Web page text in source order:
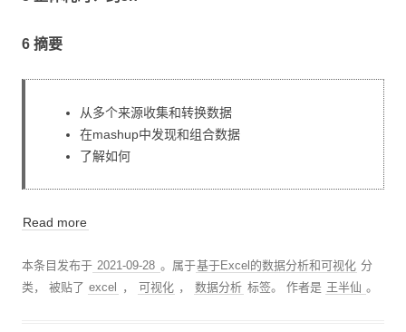
6 摘要
从多个来源收集和转换数据
在mashup中发现和组合数据
了解如何
Read more
本条目发布于 2021-09-28 。属于基于Excel的数据分析和可视化 分
类， 被贴了 excel ， 可视化 ， 数据分析 标签。 作者是 王半仙 。